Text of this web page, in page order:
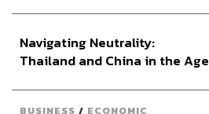
Navigating Neutrality:
Thailand and China in the Age
BUSINESS / ECONOMIC